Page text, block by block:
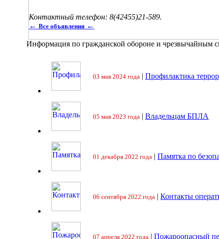
Контактный телефон: 8(42455)21-589.
← Все объявления ←
Информация по гражданской обороне и чрезвычайным
03 мая 2024 года | Профилактика
05 мая 2023 года | Владельцам БПЛА
01 декабря 2022 года | Памятка по
06 сентября 2022 года | Контакты
07 апреля 2022 года | Пожароопасный